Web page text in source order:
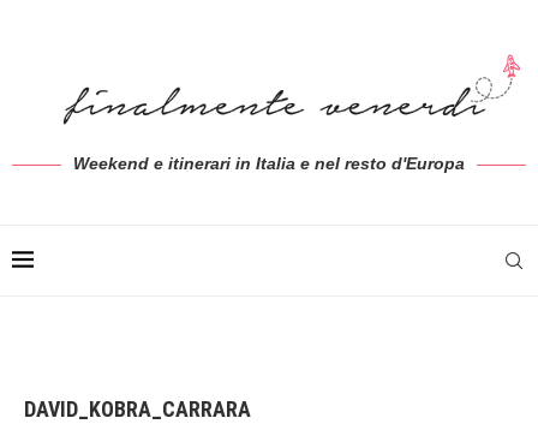
Weekend e itinerari in Italia e nel resto d'Europa
DAVID_KOBRA_CARRARA